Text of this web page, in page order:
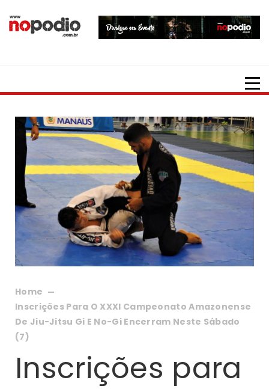
Home
Inscrições Para O XXXI Campeonato Amazonense
De Jiu-Jitsu Gi E No-Gi Encerram Neste Sábado
(7)
Inscrições para